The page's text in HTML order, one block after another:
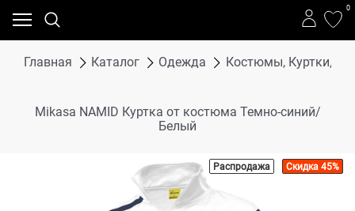
0
Главная Каталог Одежда Костюмы, Куртки,
Mikasa NAMID Куртка от костюма Темно-синий/
Белый
Распродажа Скидка 45%